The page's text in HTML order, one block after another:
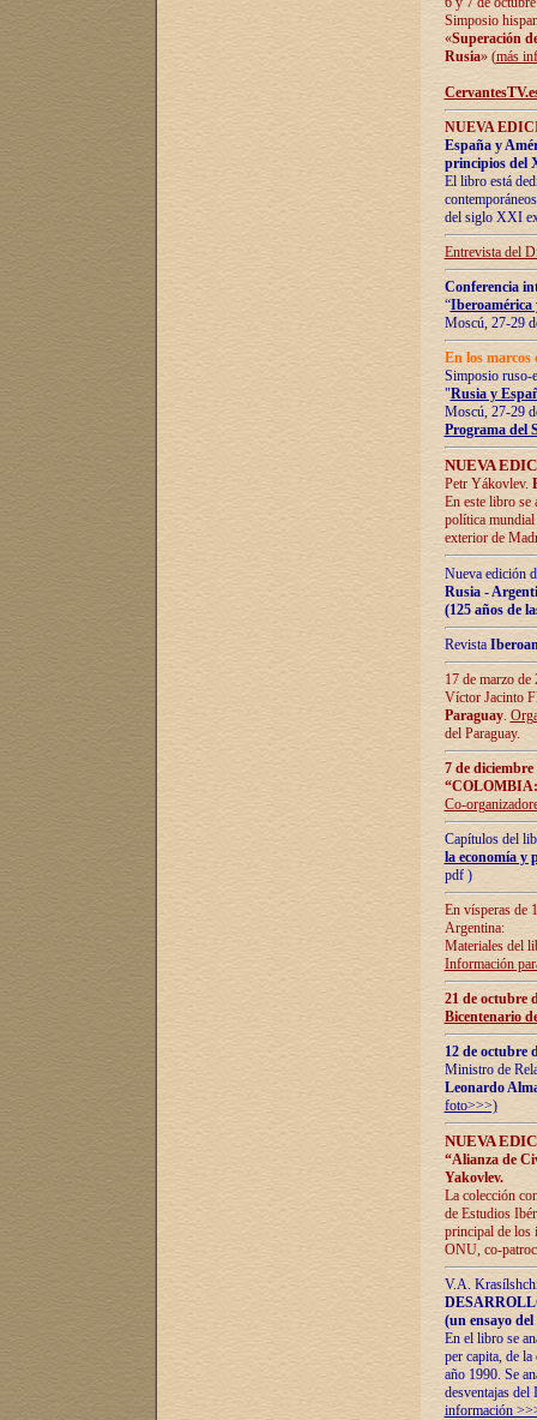
Simposio
«Superación
Rusia» (más
NUEVA
España y
principios del
El libro está
del siglo XXI
Entrevista del
Conferencia
“Iberoamérica
Moscú, 27-29
En los marcos
Simposio ruso-
"Rusia y
Moscú, 27-29
Programa del
NUEVA
Petr Yákovlev.
En este libro se
política mundial
exterior de
Nueva edición
Rusia -
(125 años de
Revista
17 de marzo
Víctor Jacinto
Paraguay.
del Paraguay.
7 de
Co-
Capítulos del
la economía y
pdf )
En vísperas de
Argentina:
Materiales del
Información
21 de octubre
Bicentenario
12 de octubre
Ministro de
Leonardo
foto>>>)
NUEVA
“Alianza de
Yakovlev.
La colección
de Estudios
principal de los
ONU, co-
V.A.
(un ensayo
En el libro se
per capita, de
año 1990. Se
desventajas
información